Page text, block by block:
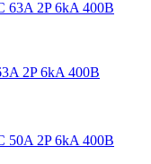
2P 6kA 400В